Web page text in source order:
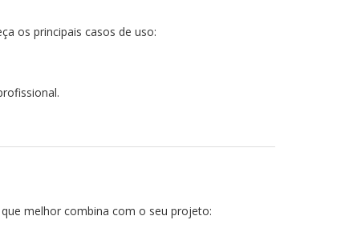
os principais casos de uso:
melhor combina com o seu projeto: